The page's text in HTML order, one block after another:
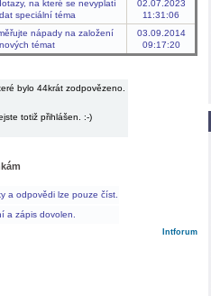
na které se nevyplatí
speciální téma
02.07.2023
11:31:06
nápady na založení
nových témat
03.09.2014
09:17:20
bylo 44krát zodpovězeno.
totiž přihlášen. :-)
a odpovědi lze pouze číst.
a zápis dovolen.
Intforum